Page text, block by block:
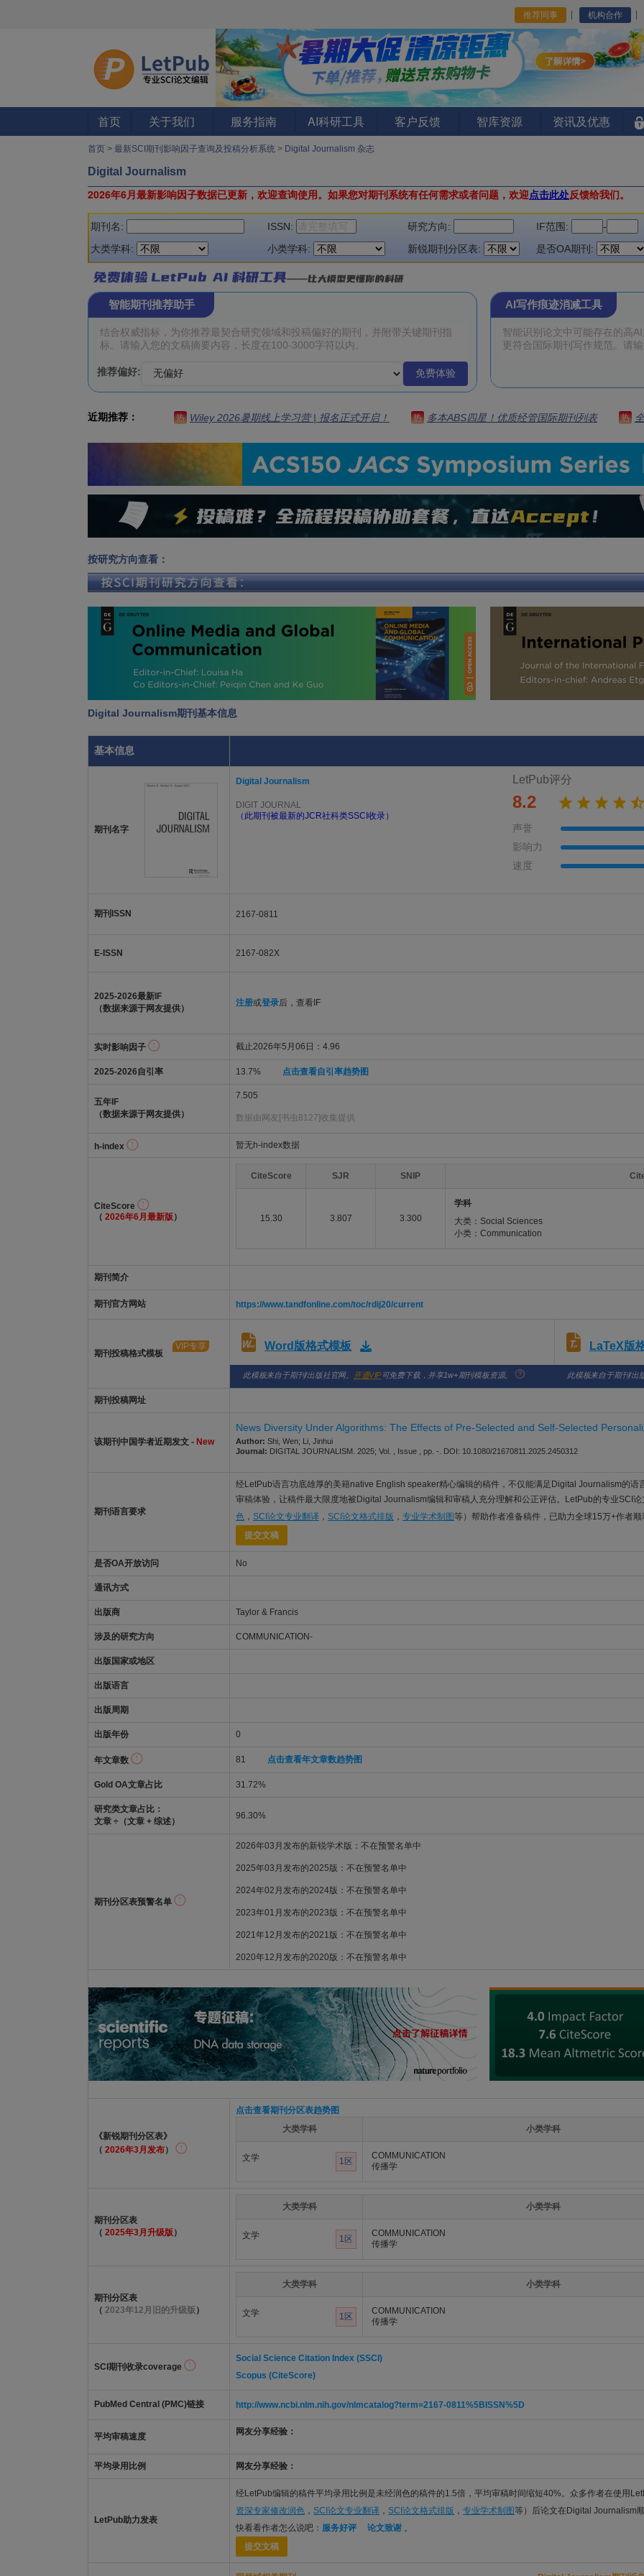
推荐同事 机构合作
首页 关于我们 服务指南 AI科研工具 客户反馈 智库资源 资讯及优惠
首页 > 最新SCI期刊影响因子查询及投稿分析系统 > Digital Journalism 杂志
Digital Journalism
2026年6月最新影响因子数据已更新，欢迎查询使用。 如果您对期刊系统有任何需求或者问题，欢迎点击此处反馈给我们。
期刊名: ISSN: 研究方向: IF范围:
-
大类学科:
小类学科: 新锐期刊分区表: 是否OA期刊:
智能期刊推荐助手
推荐偏好: 免费体验
AI写作痕迹消减工具
近期推荐： 热 Wiley 2026暑期线上学习营 | 报名正式开启！ 热 多本ABS四星！优质经管国际期刊列表 热
按研究方向查看：
Digital Journalism期刊基本信息
基本信息
期刊名字
Digital Journalism
DIGIT JOURNAL
（此期刊被最新的JCR社科类SSCI收录）
LetPub评分
8.2
声誉
影响力
速度
期刊ISSN 2167-0811
E-ISSN 2167-082X
2025-2026最新IF
（数据来源于网友提供）
注册或登录后，查看IF
实时影响因子 截止2026年5月06日：4.96
2025-2026自引率 13.7% 点击查看自引率趋势图
五年IF
（数据来源于网友提供）
7.505
数据由网友[书虫8127]收集提供
h-index 暂无h-index数据
CiteScore
（ 2026年6月最新版 ）
CiteScore SJR SNIP
15.30 3.807 3.300
学科
大类：Social Sciences
小类：Communication
期刊简介
期刊官方网站 https://www.tandfonline.com/toc/rdij20/current
期刊投稿格式模板
VIP专享 Word版格式模板 LaTeX版
此模板来自于期刊/出版社官网。 开通VIP 可免费下载，并享1w+期刊模板资源。 此模板来自于期刊/出
期刊投稿网址
该期刊中国学者近期发文 - New
News Diversity Under Algorithms: The Effects of Pre-Selected and Self-Selected
Author: Shi, Wen; Li, Jinhui
Journal: DIGITAL JOURNALISM. 2025; Vol. , Issue , pp. -. DOI: 10.1080/21670811.2025.2450312
期刊语言要求
经LetPub语言功底雄厚的美籍native English speaker精心编辑的稿件，不仅能满足Digital Journalism的
审稿体验，让稿件最大限度地被Digital Journalism编辑和审稿人充分理解和公正评估。LetPub的专业SCI
色 ， SCI论文专业翻译 ， SCI论文格式排版 ， 专业学术制图等）帮助作者准备稿件，已助力全球15万+作者
提交文稿
是否OA开放访问 No
通讯方式
出版商 Taylor & Francis
涉及的研究方向 COMMUNICATION-
出版国家或地区
出版语言
出版周期
出版年份 0
年文章数 81 点击查看年文章数趋势图
Gold OA文章占比 31.72%
研究类文章占比：
文章 ÷（文章 + 综述）
96.30%
期刊分区表预警名单
2026年03月发布的新锐学术版：不在预警名单中
2025年03月发布的2025版：不在预警名单中
2024年02月发布的2024版：不在预警名单中
2023年01月发布的2023版：不在预警名单中
2021年12月发布的2021版：不在预警名单中
2020年12月发布的2020版：不在预警名单中
《新锐期刊分区表》
（ 2026年3月发布）
点击查看期刊分区表趋势图
大类学科
小类学科
文学 1区
COMMUNICATION
传播学
期刊分区表
（ 2025年3月升级版 ）
大类学科 小类学科
文学 1区
COMMUNICATION
传播学
期刊分区表
（ 2023年12月旧的升级版 ）
大类学科 小类学科
文学 1区
COMMUNICATION
传播学
SCI期刊收录coverage
Social Science Citation Index (SSCI)
Scopus (CiteScore)
PubMed Central (PMC)链接 http://www.ncbi.nlm.nih.gov/nlmcatalog?term=2167-0811%5BISSN%5D
平均审稿速度 网友分享经验：
平均录用比例 网友分享经验：
LetPub助力发表
经LetPub编辑的稿件平均录用比例是未经润色的稿件的1.5倍，平均审稿时间缩短40%。众多作者在使用
资深专家修改润色 ， SCI论文专业翻译 ， SCI论文格式排版 ， 专业学术制图等）后论文在Digital Journalism
快看看作者怎么说吧： 服务好评 论文致谢 。
提交文稿